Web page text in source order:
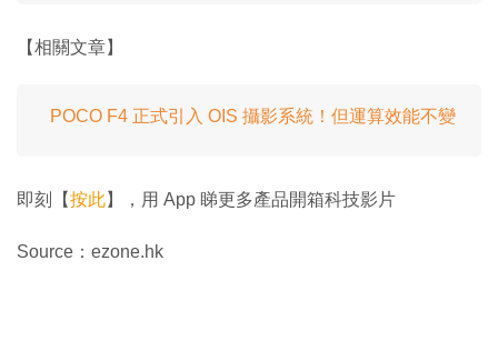
【相關文章】
POCO F4 正式引入 OIS 攝影系統！但運算效能不變
即刻【按此】，用 App 睇更多產品開箱科技影片
Source：ezone.hk